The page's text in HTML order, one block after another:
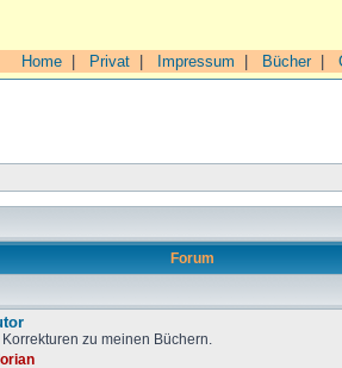
Home Privat Impressum Bücher|
Forum
zu meinen Büchern.